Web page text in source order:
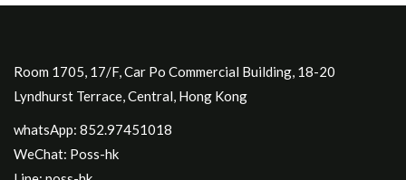
Room 1705, 17/F, Car Po Commercial Building, 18-20
Lyndhurst Terrace, Central, Hong Kong
whatsApp: 852.97451018
WeChat: Poss-hk